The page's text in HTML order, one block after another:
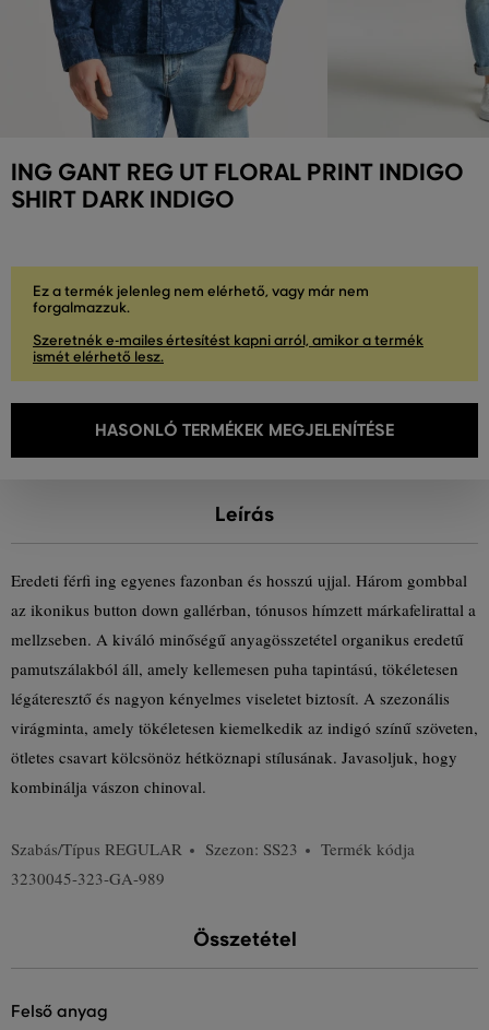
ING GANT REG UT FLORAL PRINT INDIGO
SHIRT DARK INDIGO
Ez a termék jelenleg nem elérhető, vagy már nem
forgalmazzuk.
Szeretnék e-mailes értesítést kapni arról, amikor a termék
ismét elérhető lesz.
HASONLÓ TERMÉKEK MEGJELENÍTÉSE
Leírás
Eredeti férfi ing egyenes fazonban és hosszú ujjal. Három gombbal
az ikonikus button down gallérban, tónusos hímzett márkafelirattal a
mellzseben. A kiváló minőségű anyagösszetétel organikus eredetű
pamutszálakból áll, amely kellemesen puha tapintású, tökéletesen
légáteresztő és nagyon kényelmes viseletet biztosít. A szezonális
virágminta, amely tökéletesen kiemelkedik az indigó színű szöveten,
ötletes csavart kölcsönöz hétköznapi stílusának. Javasoljuk, hogy
kombinálja vászon chinoval.
Szabás/Típus REGULAR Szezon: SS23
Termék kódja
3230045-323-GA-989
Összetétel
felső anyag